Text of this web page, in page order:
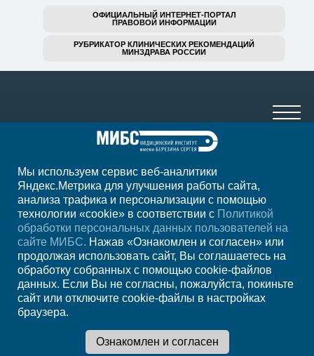
ОФИЦИАЛЬНЫЙ ИНТЕРНЕТ-ПОРТАЛ
ПРАВОВОЙ ИНФОРМАЦИИ
РУБРИКАТОР КЛИНИЧЕСКИХ РЕКОМЕНДАЦИЙ
МИНЗДРАВА РОССИИ
+7 (8182) 64-12-13
ежедн. 7.00-23.00
РегионАрхангельск
Записаться на
прием
Мы используем сервис веб-аналитики
Яндекс.Метрика для улучшения работы сайта,
анализа трафика и персонализации с помощью
технологии «cookie» в соответствии с Политикой
обработки персональных данных пользователей на
сайте МИБС. Нажав «Ознакомлен и согласен» или
продолжая использовать сайт, Вы соглашаетесь на
обработку собранных с помощью cookie-файлов
данных. Если Вы не согласны, пожалуйста, покиньте
сайт или отключите cookie-файлы в настройках
браузера.